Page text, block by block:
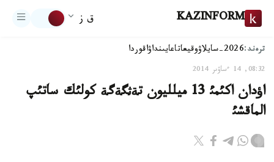
KAZINFORM ق ز
ترەند:2026-سايلاۋ وقيعاتاعايىنداۋاقوردا
08:32, 14 ءساۋىر 2014
اؤدان اكئمئ 13 ميلليون تةثگةگة كولئك ساتئپ
الماقشئ